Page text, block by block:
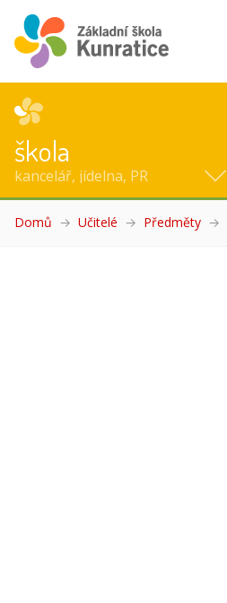
škola
kancelář, jídelna, PR
Domů Učitelé Předměty